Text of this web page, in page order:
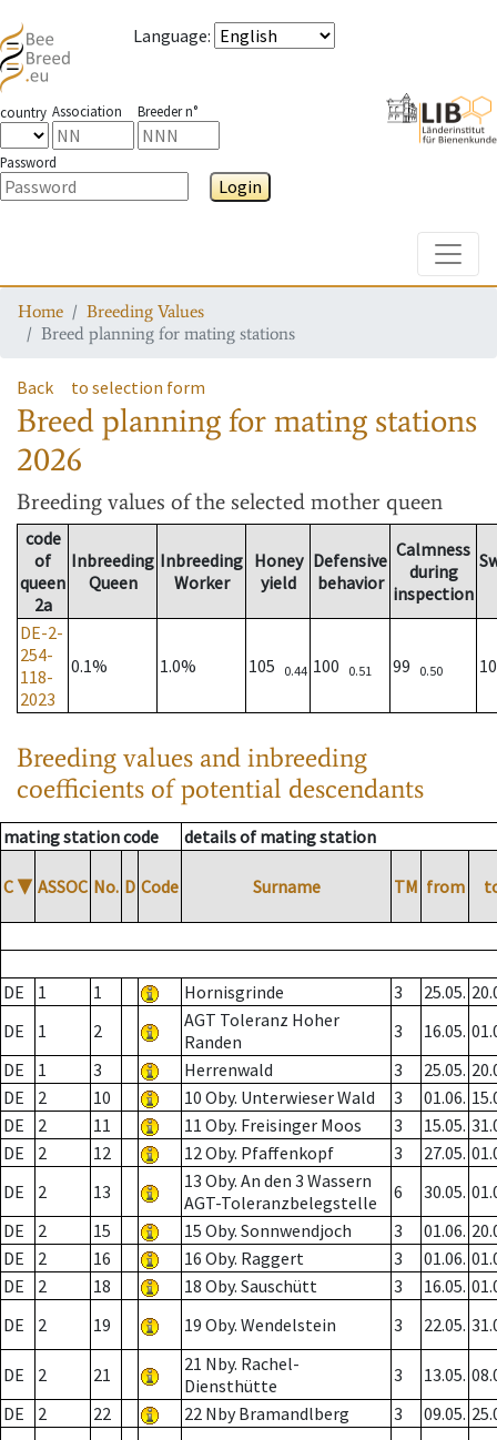
Language:
country Association Breeder n°
Password
Login
Home
Breeding Values
Breed planning for mating stations
Back to selection form
Breed planning for mating stations
2026
Breeding values of the selected mother queen
code
of
queen
2a
Inbreeding
Queen
Inbreeding
Worker
Honey
yield
Defensive
behavior
Calmness
during
inspection
DE-2-
254-
118-
2023
0.1% 1.0% 105 0.44 100 0.51 99 0.50
Breeding values and inbreeding
coefficients of potential descendants
mating station code details of mating station
C ▼ ASSOC No. D Code Surname TM from
DE 1 1 Hornisgrinde 3 25.05.
DE
1 2
AGT Toleranz Hoher
Randen
3 16.05.
DE
1 3 Herrenwald 3 25.05.
DE
2 10 10 Oby. Unterwieser Wald 3 01.06.
DE
2 11 11 Oby. Freisinger Moos 3 15.05.
DE
2 12 12 Oby. Pfaffenkopf 3 27.05.
DE
2 13
13 Oby. An den 3 Wassern
AGT-Toleranzbelegstelle
6 30.05.
DE
2 15 15 Oby. Sonnwendjoch 3 01.06.
DE
2 16 16 Oby. Raggert 3 01.06.
DE
2 18 18 Oby. Sauschütt 3 16.05.
DE
2 19 19 Oby. Wendelstein 3 22.05.
DE 2 21
21 Nby. Rachel-
Diensthütte
3 13.05.
DE
2 22 22 Nby Bramandlberg 3 09.05.